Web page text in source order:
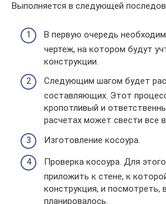
Выполняется в следующей
В первую очередь
чертеж, на котором будут
конструкции.
Следующим шагом будет
составляющих. Этот
кропотливый и
расчетах может свести все
Изготовление косоура.
Проверка косоура. Для
приложить к стене, к
конструкция, и посмотреть,
планировалось.